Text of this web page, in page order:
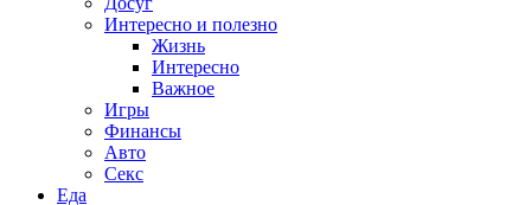
Интересно и полезно
Жизнь
Интересно
Важное
Игры
Финансы
Авто
Секс
Еда